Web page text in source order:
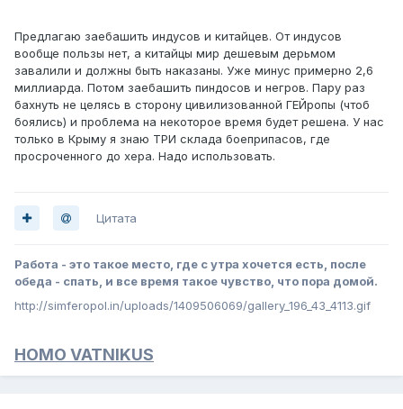
Предлагаю заебашить индусов и китайцев. От индусов
вообще пользы нет, а китайцы мир дешевым дерьмом
завалили и должны быть наказаны. Уже минус примерно 2,6
миллиарда. Потом заебашить пиндосов и негров. Пару раз
бахнуть не целясь в сторону цивилизованной ГЕЙропы (чтоб
боялись) и проблема на некоторое время будет решена. У нас
только в Крыму я знаю ТРИ склада боеприпасов, где
просроченного до хера. Надо использовать.
Цитата
Работа - это такое место, где с утра хочется есть, после
обеда - спать, и все время такое чувство, что пора домой.
http://simferopol.in/uploads/1409506069/gallery_196_43_4113.gif
HOMO VATNIKUS